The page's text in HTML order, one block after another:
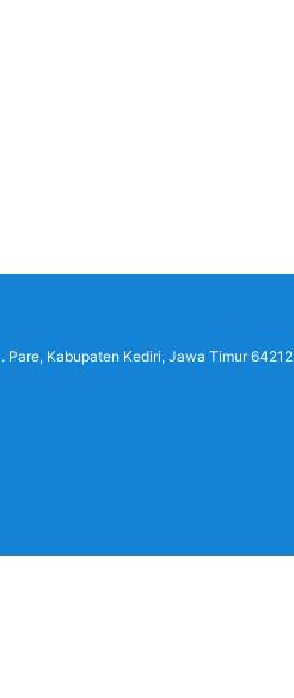
Pare, Kabupaten Kediri, Jawa Timur 64212